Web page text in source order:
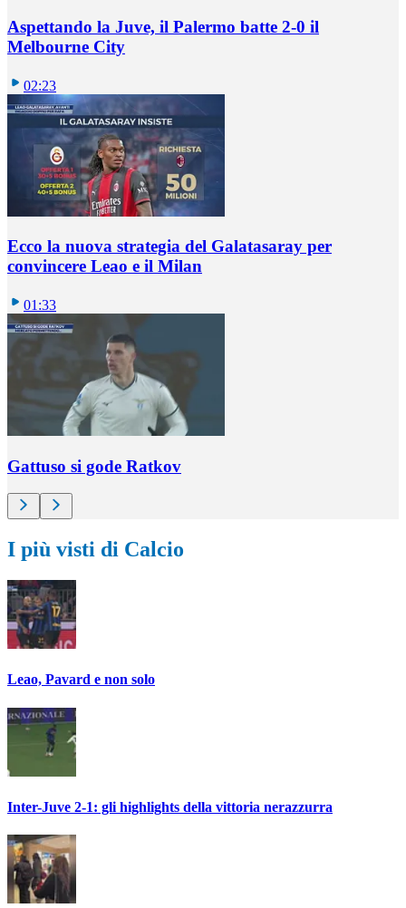
Aspettando la Juve, il Palermo batte 2-0 il
Melbourne City
02:23
Ecco la nuova strategia del Galatasaray per
convincere Leao e il Milan
01:33
Gattuso si gode Ratkov
I più visti di Calcio
Leao, Pavard e non solo
Inter-Juve 2-1: gli highlights della vittoria nerazzurra